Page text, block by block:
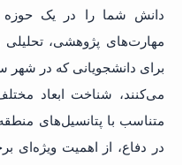
دانش شما را در یک
مهارت‌های پژوهشی،
برای دانشجویانی که در
می‌کنند، شناخت ابعاد
متناسب با پتانسیل‌های
در دفاع، از اهمیت ویژه‌ای